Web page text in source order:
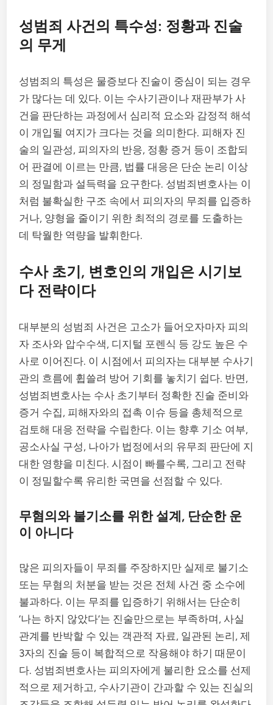
성범죄 사건의 특수성: 정황과 진술
의 무게
성범죄의 특성은 물증보다 진술이 중심이 되는 경우
가 많다는 데 있다. 이는 수사기관이나 재판부가 사
건을 판단하는 과정에서 심리적 요소와 감정적 해석
이 개입될 여지가 크다는 것을 의미한다. 피해자 진
술의 일관성, 피의자의 반응, 정황 증거 등이 조합되
어 판결에 이르는 만큼, 법률 대응은 단순 논리 이상
의 정밀함과 설득력을 요구한다. 성범죄변호사는 이
처럼 불확실한 구조 속에서 피의자의 무죄를 입증하
거나, 양형을 줄이기 위한 최적의 경로를 도출하는
데 탁월한 역량을 발휘한다.
수사 초기, 변호인의 개입은 시기보
다 전략이다
대부분의 성범죄 사건은 고소가 들어오자마자 피의
자 조사와 압수수색, 디지털 포렌식 등 강도 높은 수
사로 이어진다. 이 시점에서 피의자는 대부분 수사기
관의 흐름에 휩쓸려 방어 기회를 놓치기 쉽다. 반면,
성범죄변호사는 수사 초기부터 정확한 진술 준비와
증거 수집, 피해자와의 접촉 이슈 등을 총체적으로
검토해 대응 전략을 수립한다. 이는 향후 기소 여부,
공소사실 구성, 나아가 법정에서의 유무죄 판단에 지
대한 영향을 미친다. 시점이 빠를수록, 그리고 전략
이 정밀할수록 유리한 국면을 선점할 수 있다.
무혐의와 불기소를 위한 설계, 단순한 운
이 아니다
많은 피의자들이 무죄를 주장하지만 실제로 불기소
또는 무혐의 처분을 받는 것은 전체 사건 중 소수에
불과하다. 이는 무죄를 입증하기 위해서는 단순히
‘나는 하지 않았다’는 진술만으로는 부족하며, 사실
관계를 반박할 수 있는 객관적 자료, 일관된 논리, 제
3자의 진술 등이 복합적으로 작용해야 하기 때문이
다. 성범죄변호사는 피의자에게 불리한 요소를 선제
적으로 제거하고, 수사기관이 간과할 수 있는 진실의